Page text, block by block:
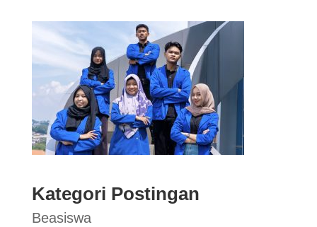
Kategori Postingan
Beasiswa